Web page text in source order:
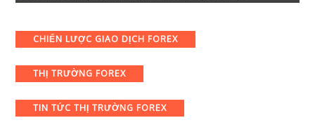
Nasdaq
100
Nikkei
chịu
Categories
CHIẾN LƯỢC GIAO DỊCH FOREX
THỊ TRƯỜNG FOREX
TIN TỨC THỊ TRƯỜNG FOREX